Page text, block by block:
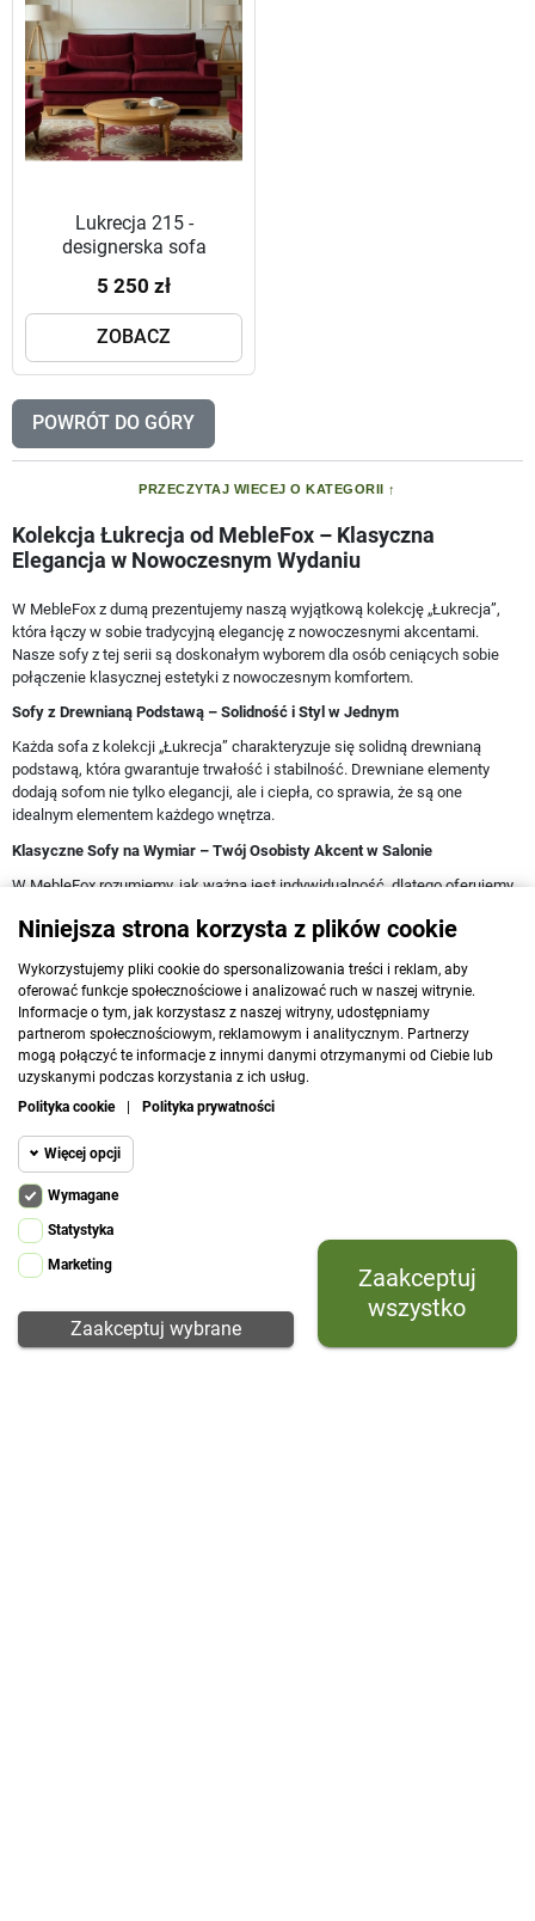
Lukrecja 215 -
designerska sofa
5 250 zł
ZOBACZ
POWRÓT DO GÓRY
PRZECZYTAJ WIECEJ O KATEGORII
Kolekcja Łukrecja od MebleFox – Klasyczna
Elegancja w Nowoczesnym Wydaniu
W MebleFox z dumą prezentujemy naszą wyjątkową kolekcję „Łukrecja”,
która łączy w sobie tradycyjną elegancję z nowoczesnymi akcentami.
Nasze sofy z tej serii są doskonałym wyborem dla osób ceniących sobie
połączenie klasycznej estetyki z nowoczesnym komfortem.
Sofy z Drewnianą Podstawą – Solidność i Styl w Jednym
Każda sofa z kolekcji „Łukrecja” charakteryzuje się solidną drewnianą
podstawą, która gwarantuje trwałość i stabilność. Drewniane elementy
dodają sofom nie tylko elegancji, ale i ciepła, co sprawia, że są one
idealnym elementem każdego wnętrza.
Klasyczne Sofy na Wymiar – Twój Osobisty Akcent w Salonie
W MebleFox rozumiemy, jak ważna jest indywidualność, dlatego oferujemy
możesz dopasować wymiary sofy do swoich potrzeb i wymiarów salonu,
oczekiwaniom.
Sofy w Pluszowych Tkaninach – Maksymalny Komfort i Przytulność
Sofy „Łukrecja” są obite pluszowymi, miękkimi tkaninami, które zapewniają
niezrównany komfort i przytulność. Bogata paleta kolorystyczna tkanin
stylu.
Odkryj Kolekcję Łukrecja na MebleFox
Zachęcamy do odwiedzenia naszej strony MebleFox i odkrycia pełnej oferty
sof z kolekcji „Łukrecja”. Wybierz sofę, która będzie nie tylko piękna, ale
również funkcjonalna i komfortowa.
Niniejsza strona korzysta z plików cookie
Wykorzystujemy pliki cookie do spersonalizowania treści i reklam, aby
oferować funkcje społecznościowe i analizować ruch w naszej witrynie.
Informacje o tym, jak korzystasz z naszej witryny, udostępniamy
partnerom społecznościowym, reklamowym i analitycznym. Partnerzy
mogą połączyć te informacje z innymi danymi otrzymanymi od Ciebie lub
uzyskanymi podczas korzystania z ich usług.
Polityka cookie
Polityka prywatności
Więcej opcji
Wymagane
Wymagane pliki cookie oraz cookie HttpOnly.
Pliki cookie wymagane do przeglądania witryny
i korzystania z jej podstawowych funkcji. Te
pliki cookie są wymagane do prawidłowego
działania witryny.
Cookie
Cookie
Wymagane
Statystyka
Marketing
Zaakceptuj wybrane
Zaakceptuj
wszystko